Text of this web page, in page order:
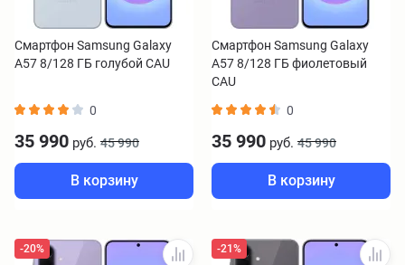
Смартфон Samsung Galaxy
A57 8/128 ГБ голубой CAU
0
35 990 руб. 45 990
В корзину
Смартфон Samsung Galaxy
A57 8/128 ГБ фиолетовый
CAU
0
35 990 руб. 45 990
В корзину
-20% -21%